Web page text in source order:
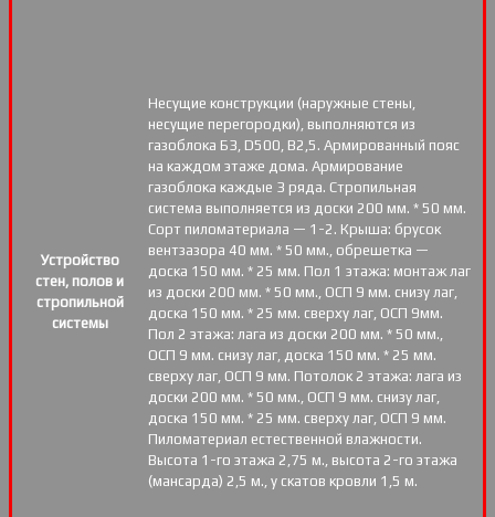
Устройство
стен, полов и
стропильной
системы
Несущие конструкции (наружные стены,
несущие перегородки), выполняются из
газоблока Б3, D500, В2,5. Армированный пояс
на каждом этаже дома. Армирование
газоблока каждые 3 ряда. Стропильная
система выполняется из доски 200 мм. * 50 мм.
Сорт пиломатериала — 1-2. Крыша: брусок
вентзазора 40 мм. * 50 мм., обрешетка —
доска 150 мм. * 25 мм. Пол 1 этажа: монтаж лаг
из доски 200 мм. * 50 мм., ОСП 9 мм. снизу лаг,
доска 150 мм. * 25 мм. сверху лаг, ОСП 9мм.
Пол 2 этажа: лага из доски 200 мм. * 50 мм.,
ОСП 9 мм. снизу лаг, доска 150 мм. * 25 мм.
сверху лаг, ОСП 9 мм. Потолок 2 этажа: лага из
доски 200 мм. * 50 мм., ОСП 9 мм. снизу лаг,
доска 150 мм. * 25 мм. сверху лаг, ОСП 9 мм.
Пиломатериал естественной влажности.
Высота 1-го этажа 2,75 м., высота 2-го этажа
(мансарда) 2,5 м., у скатов кровли 1,5 м.